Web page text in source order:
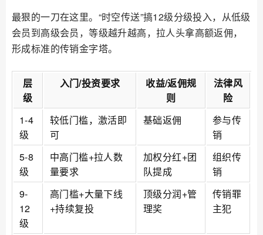
最狠的一刀在这里。“时空传送”搞12级分级投入，从低级
会员到高级会员，等级越升越高，拉人头拿高额返佣，
形成标准的传销金字塔。
层
级
入门/投资要求
收益/返佣规
则
法律风
险
1-4
级
较低门槛，激活即
可
基础返佣
参与传
销
5-8
级
中高门槛+拉人数
量要求
加权分红+团
队提成
组织传
销
9-
12
级
高门槛+大量下线
+持续复投
顶级分润+管
理奖
传销罪
主犯